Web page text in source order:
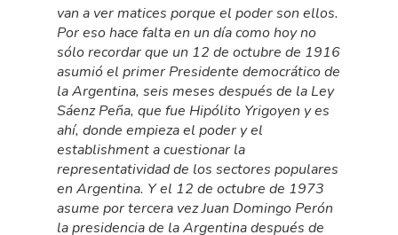
van a ver matices porque el poder son ellos.
Por eso hace falta en un día como hoy no
sólo recordar que un 12 de octubre de 1916
asumió el primer Presidente democrático de
la Argentina, seis meses después de la Ley
Sáenz Peña, que fue Hipólito Yrigoyen y es
ahí, donde empieza el poder y el
establishment a cuestionar la
representatividad de los sectores populares
en Argentina. Y el 12 de octubre de 1973
asume por tercera vez Juan Domingo Perón
la presidencia de la Argentina después de